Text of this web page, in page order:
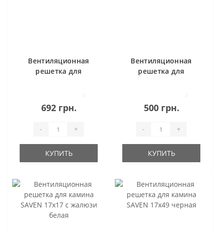
Вентиляционная
решетка для
692 грн.
- +
КУПИТЬ
Вентиляционная
решетка для
500 грн.
- +
КУПИТЬ